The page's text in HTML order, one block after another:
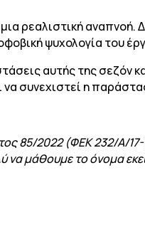
ρεαλιστική
ψυχολογία του
αυτής της σεζόν
συνεχιστεί η
85/2022 (ΦΕΚ 232/Α/
μάθουμε το όνομα